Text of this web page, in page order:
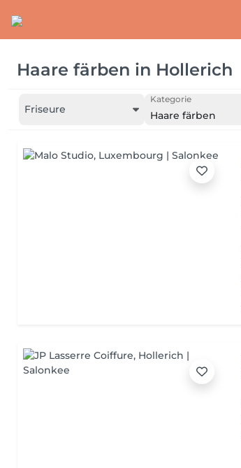
Haare färben in Hollerich
Friseure
Kategorie
Haare färben